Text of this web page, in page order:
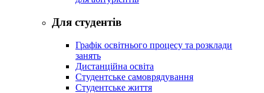
Для студентів
Графік освітнього процесу та розклади
занять
Дистанційна освіта
Студентське самоврядування
Студентське життя